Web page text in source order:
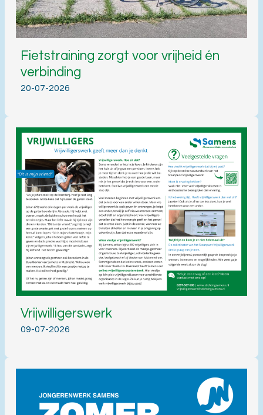
Fietstraining zorgt voor vrijheid én
verbinding
20-07-2026
Vrijwilligerswerk
09-07-2026